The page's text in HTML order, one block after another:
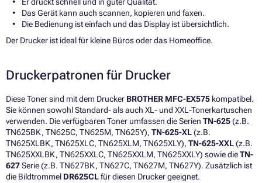
Er druckt schnell und in guter Qualität.
Das Gerät kann auch scannen, kopieren und faxen.
Die Bedienung ist einfach und das Display ist übersichtlich.
Der Drucker ist ideal für kleine Büros oder das Homeoffice.
Druckerpatronen für Drucker
Diese Toner sind mit dem Drucker BROTHER MFC-EX575 kompatibel.
Sie können sowohl Standard- als auch XL- und XXL-Tonerkartuschen
verwenden. Die verfügbaren Toner umfassen die Serien TN-625(z.B.
TN625BK, TN625C, TN625M, TN625Y), TN-625-XL(z.B.
TN625XLBK, TN625XLC, TN625XLM, TN625XLY), TN-625-XXL(z.B.
TN625XXLBK, TN625XXLC, TN625XXLM, TN625XXLY) sowie dieTN-
627Serie (z.B. TN627BK, TN627C, TN627M, TN627Y). Zusätzlich ist
die Bildtrommel DR625CLfür diesen Drucker geeignet.